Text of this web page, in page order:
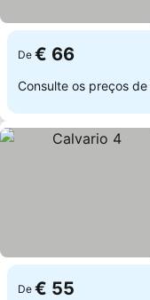
De € 66
Consulte os preços de
De € 55